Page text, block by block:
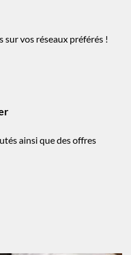
vos réseaux préférés !
ainsi que des offres